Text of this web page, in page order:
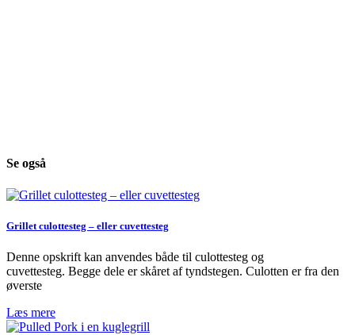
Se også
Grillet culottesteg – eller cuvettesteg
Denne opskrift kan anvendes både til culottesteg og
cuvettesteg. Begge dele er skåret af tyndstegen. Culotten er fra den
øverste
Læs mere